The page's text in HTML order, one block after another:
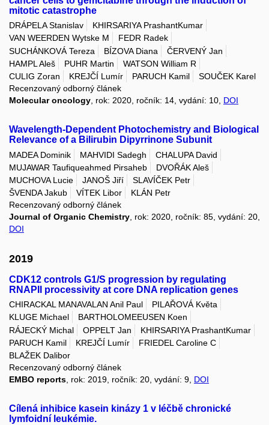
mitotic catastrophe
DRÁPELA Stanislav
KHIRSARIYA PrashantKumar
VAN WEERDEN Wytske M
FEDR Radek
SUCHÁNKOVÁ Tereza
BÍZOVA Diana
ČERVENÝ Jan
HAMPL Aleš
PUHR Martin
WATSON William R
CULIG Zoran
KREJČÍ Lumír PARUCH Kamil
SOUČEK Karel
Recenzovaný odborný článek
Molecular oncology, rok: 2020, ročník: 14, vydání: 10, DOI
Wavelength-Dependent Photochemistry and Biological
Relevance of a Bilirubin Dipyrrinone Subunit
MADEA Dominik MAHVIDI Sadegh
CHALUPA David
MUJAWAR Taufiqueahmed Pirsaheb
DVOŘÁK Aleš
MUCHOVA Lucie
JANOŠ Jiří
SLAVÍČEK Petr
ŠVENDA Jakub
VÍTEK Libor
KLÁN Petr
Recenzovaný odborný článek
Journal of Organic Chemistry, rok: 2020, ročník: 85, vydání: 20,
DOI
2019
CDK12 controls G1/S progression by regulating
RNAPII processivity at core DNA replication genes
CHIRACKAL MANAVALAN Anil Paul
PILAŘOVÁ Květa
KLUGE Michael
BARTHOLOMEEUSEN Koen
RÁJECKÝ Michal
OPPELT Jan
KHIRSARIYA PrashantKumar
PARUCH Kamil
KREJČÍ Lumír
FRIEDEL Caroline C
BLAŽEK Dalibor
Recenzovaný odborný článek
EMBO reports, rok: 2019, ročník: 20, vydání: 9, DOI
Cílená inhibice kasein kinázy 1 v léčbě chronické
lymfoidní leukémie.